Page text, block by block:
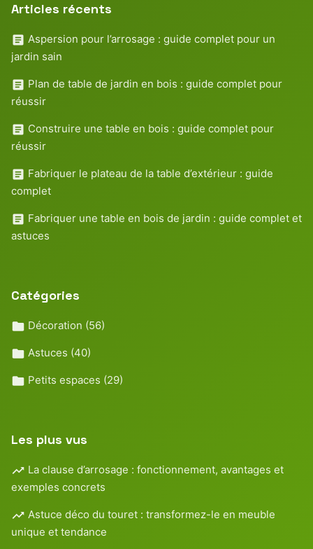
Articles récents
Aspersion pour l’arrosage : guide complet pour un
jardin sain
Plan de table de jardin en bois : guide complet pour
réussir
Construire une table en bois : guide complet pour
réussir
Fabriquer le plateau de la table d’extérieur : guide
complet
Fabriquer une table en bois de jardin : guide complet et
astuces
Catégories
Décoration (56)
Astuces (40)
Petits espaces (29)
Les plus vus
La clause d’arrosage : fonctionnement, avantages et
exemples concrets
Astuce déco du touret : transformez-le en meuble
unique et tendance